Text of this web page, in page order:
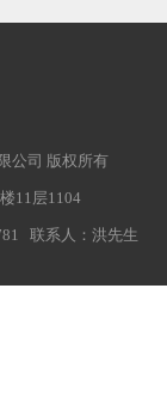
公司 版权所有
11层1104
联系人：洪先生